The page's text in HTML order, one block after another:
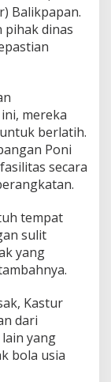
Balikpapan.
pihak dinas
mereka
berlatih.
Poni
secara
tempat
sulit
yang
Kastur
dari
yang
bola usia